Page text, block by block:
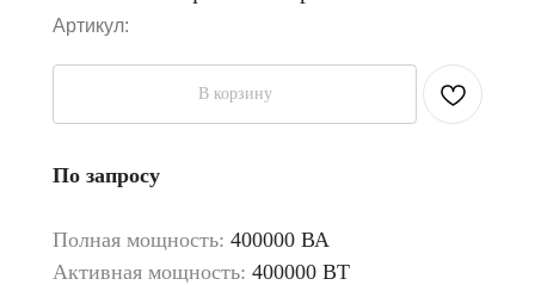
Артикул:
В корзину
По запросу
Полная мощность: 400000 ВА
Активная мощность: 400000 ВТ